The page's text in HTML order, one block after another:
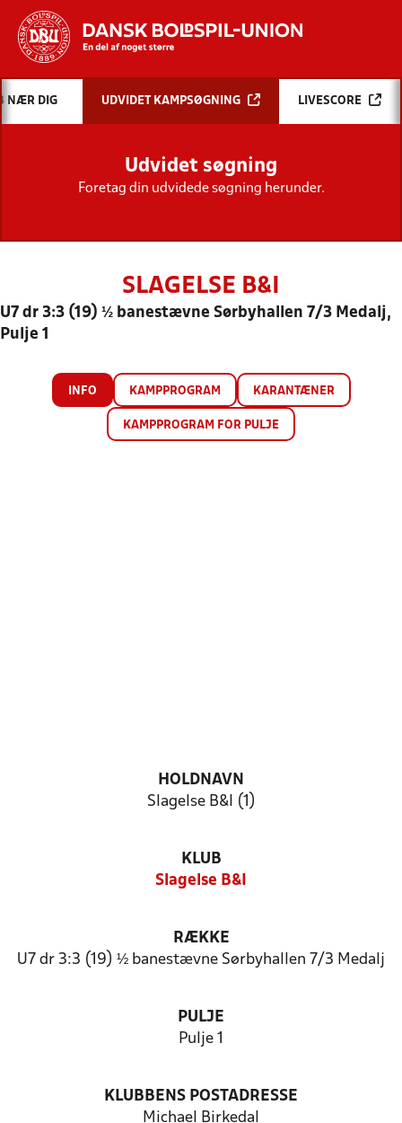
Hvad vil du søge efter?
INDHOLD OG NYHEDER
STILLINGER, RESULTATER, KLUBBER OG
HOLD
NÆR DIG UDVIDET KAMPSØGNING LIVESCORE
Udvidet søgning
Foretag din udvidede søgning herunder.
SLAGELSE B&I
U7 dr 3:3 (19) ½ banestævne Sørbyhallen 7/3 Medalj,
Pulje 1
INFO KAMPPROGRAM KARANTÆNER
KAMPPROGRAM FOR PULJE
HOLDNAVN
Slagelse B&I (1)
KLUB
Slagelse B&I
RÆKKE
U7 dr 3:3 (19) ½ banestævne Sørbyhallen 7/3 Medalj
PULJE
Pulje 1
KLUBBENS POSTADRESSE
Michael Birkedal